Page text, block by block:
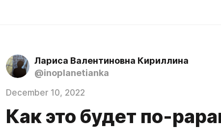
Лариса Валентиновна Кириллина
@inoplanetianka
December 10, 2022
Как это будет по-